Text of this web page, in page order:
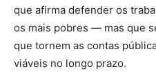
que afirma defender os
os mais pobres — mas que
que tornem as contas
viáveis no longo prazo.